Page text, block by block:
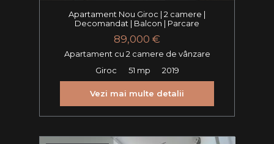
Apartament Nou Giroc | 2 camere |
Decomandat | Balcon | Parcare
89,000 €
Apartament cu 2 camere de vânzare
Giroc
51 mp 2019
Vezi mai multe detalii